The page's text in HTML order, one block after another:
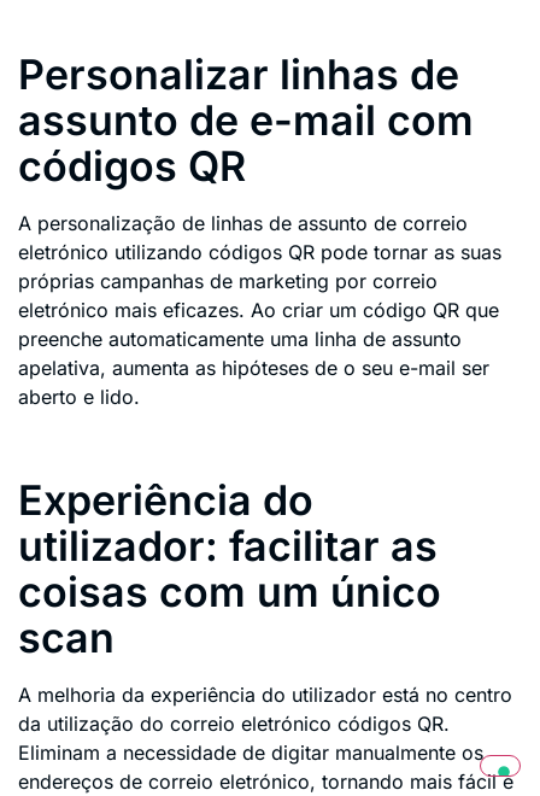
Personalizar linhas de
assunto de e-mail com
códigos QR
A personalização de linhas de assunto de correio
eletrónico utilizando códigos QR pode tornar as suas
próprias campanhas de marketing por correio
eletrónico mais eficazes. Ao criar um código QR que
preenche automaticamente uma linha de assunto
apelativa, aumenta as hipóteses de o seu e-mail ser
aberto e lido.
Experiência do
utilizador: facilitar as
coisas com um único
scan
A melhoria da experiência do utilizador está no centro
da utilização do correio eletrónico códigos QR.
Eliminam a necessidade de digitar manualmente os
endereços de correio eletrónico, tornando mais fácil e